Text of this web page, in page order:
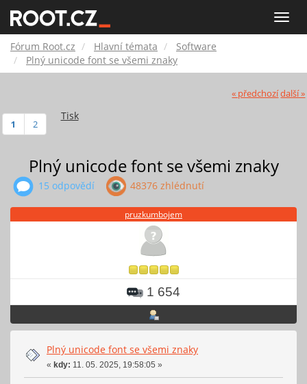
Toggle
Root.cz
Fórum Root.cz Hlavní témata
Software
Plný unicode font se všemi znaky
« předchozídalší »
Tisk
1 2
Plný unicode font se všemi znaky
15 odpovědí 48376 zhlédnutí
pruzkumbojem
1 654
Plný unicode font se všemi znaky
« kdy: 11. 05. 2025, 19:58:05 »